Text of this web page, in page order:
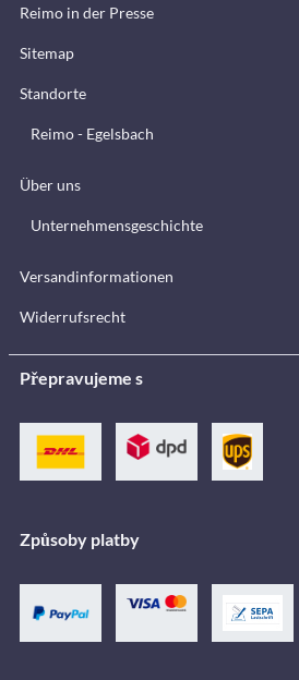
Reimo in der Presse
Sitemap
Standorte
Reimo - Egelsbach
Über uns
Unternehmensgeschichte
Versandinformationen
Widerrufsrecht
Přepravujeme s
Způsoby platby